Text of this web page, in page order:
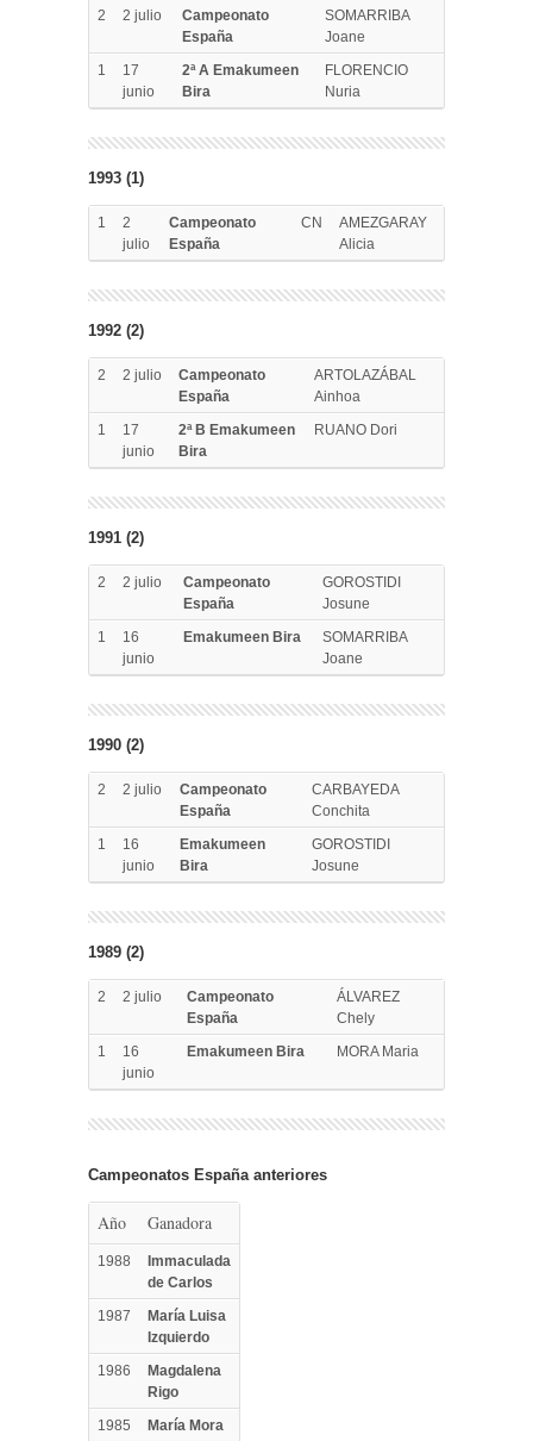
2 2 julio
Campeonato
España
SOMARRIBA
Joane
1
17
junio
2ª A Emakumeen
Bira
FLORENCIO
Nuria
1993 (1)
1
2
julio
Campeonato
España
CN
AMEZGARAY
Alicia
1992 (2)
2 2 julio
Campeonato
España
ARTOLAZÁBAL
Ainhoa
1
17
junio
2ª B Emakumeen
Bira
RUANO Dori
1991 (2)
2 2 julio
Campeonato
España
GOROSTIDI
Josune
1
16
junio
Emakumeen Bira
SOMARRIBA
Joane
1990 (2)
2 2 julio
Campeonato
España
CARBAYEDA
Conchita
1
16
junio
Emakumeen
Bira
GOROSTIDI
Josune
1989 (2)
2 2 julio
Campeonato
España
ÁLVAREZ
Chely
1
16
junio
Emakumeen Bira MORA Maria
Campeonatos España anteriores
Año Ganadora
1988
Immaculada
de Carlos
1987
María Luisa
Izquierdo
1986
Magdalena
Rigo
1985
María Mora